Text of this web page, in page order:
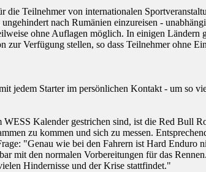
Teilnehmer von internationalen
nach Rumänien einzureisen -
ohne Auflagen möglich. In einigen
zur Verfügung stellen, so dass Teilnehmer ohne
jedem Starter im persönlichen Kontakt - um
WESS Kalender gestrichen sind, ist die Red Bull
zu kommen und sich zu messen.
"Genau wie bei den Fahrern ist Hard Enduro
mit den normalen Vorbereitungen für das
Hindernisse und der Krise stattfindet."